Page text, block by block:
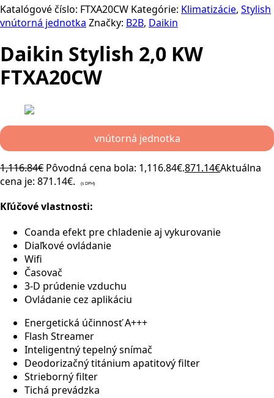
Katalógové číslo: FTXA20CW Kategórie: Klimatizácie, Stylish
vnútorná jednotka Značky: B2B, Daikin
Daikin Stylish 2,0 KW
FTXA20CW
vnútorná jednotka
1,116.84€ Pôvodná cena bola: 1,116.84€.871.14€Aktuálna
cena je: 871.14€.
(s DPH)
Kľúčové vlastnosti:
Coanda efekt pre chladenie aj vykurovanie
Diaľkové ovládanie
Wifi
Časovač
3-D prúdenie vzduchu
Ovládanie cez aplikáciu
Energetická účinnosť A+++
Flash Streamer
Inteligentný tepelný snímač
Deodorizačný titánium apatitový filter
Strieborný filter
Tichá prevádzka